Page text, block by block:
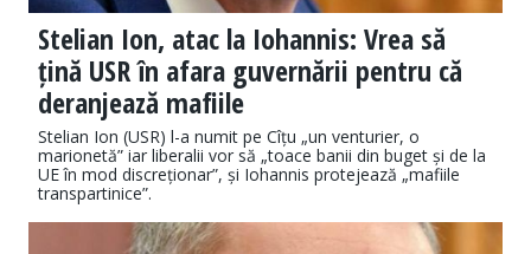
Stelian Ion, atac la Iohannis: Vrea să
țină USR în afara guvernării pentru că
deranjează mafiile
Stelian Ion (USR) l-a numit pe Cîțu „un venturier, o
marionetă” iar liberalii vor să „toace banii din buget și de la
UE în mod discreționar”, și Iohannis protejează „mafiile
transpartinice”.